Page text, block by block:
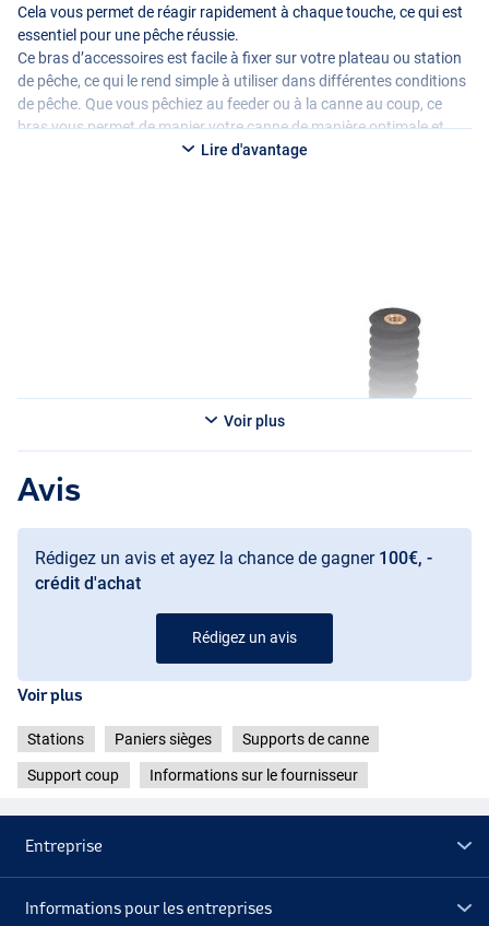
Cela vous permet de réagir rapidement à chaque touche, ce qui est
essentiel pour une pêche réussie.
Ce bras d’accessoires est facile à fixer sur votre plateau ou station
de pêche, ce qui le rend simple à utiliser dans différentes conditions
de pêche. Que vous pêchiez au feeder ou à la canne au coup, ce
bras vous permet de manier votre canne de manière optimale et
d’améliorer votre expérience de pêche !
Lire d'avantage
Voir plus
Avis
Rédigez un avis et ayez la chance de gagner 100€, -
crédit d'achat
Rédigez un avis
Voir plus
Stations Paniers sièges Supports de canne
Support coup Informations sur le fournisseur
Entreprise
Informations pour les entreprises